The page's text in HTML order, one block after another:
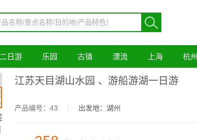
二日游 乐园 古镇 漂流 上海 杭州
江苏天目湖山水园 、游船游湖一日游
产品编号：43 出发地：湖州